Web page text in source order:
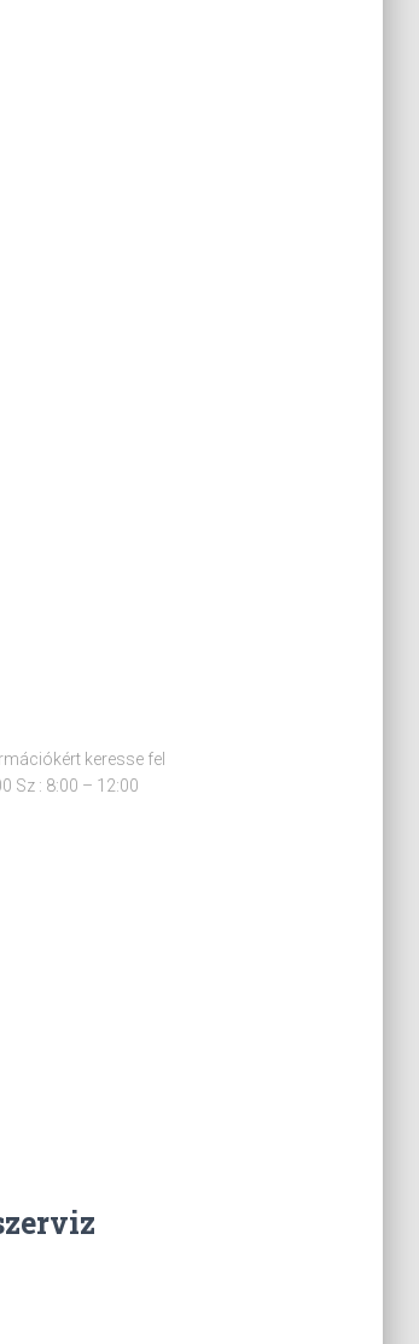
keresse fel
Sz : 8:00 – 12:00